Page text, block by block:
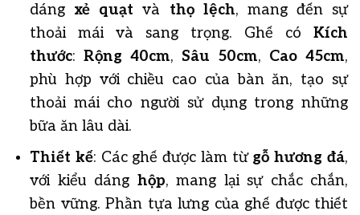
dáng xẻ quạt và thọ lệch, mang đến sự
thoải mái và sang trọng. Ghế có Kích
thước:Rộng 40cm, Sâu 50cm, Cao 45cm,
phù hợp với chiều cao của bàn ăn, tạo sự
thoải mái cho người sử dụng trong những
bữa ăn lâu dài.
Thiết kế: Các ghế được làm từ gỗ hương đá,
với kiểu dáng hộp, mang lại sự chắc chắn,
bền vững. Phần tựa lưng của ghế được thiết